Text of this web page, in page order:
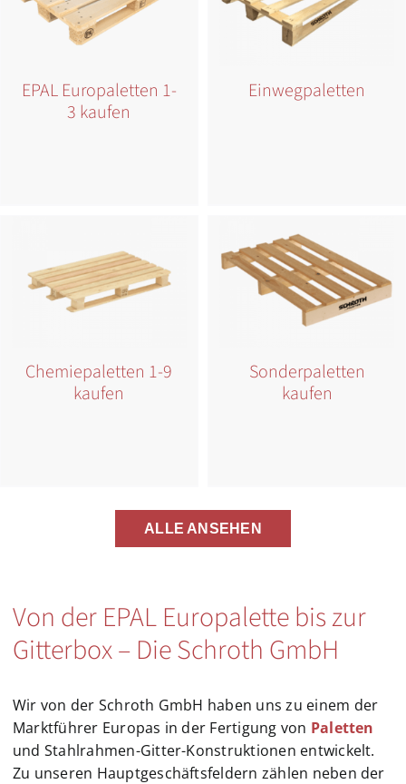
EPAL Europaletten 1-
3 kaufen
Einwegpaletten
Chemiepaletten 1-9
kaufen
Sonderpaletten
kaufen
ALLE ANSEHEN
Von der EPAL Europalette bis zur
Gitterbox – Die Schroth GmbH
Wir von der Schroth GmbH haben uns zu einem der
Marktführer Europas in der Fertigung von Paletten
und Stahlrahmen-Gitter-Konstruktionen entwickelt.
Zu unseren Hauptgeschäftsfeldern zählen neben der